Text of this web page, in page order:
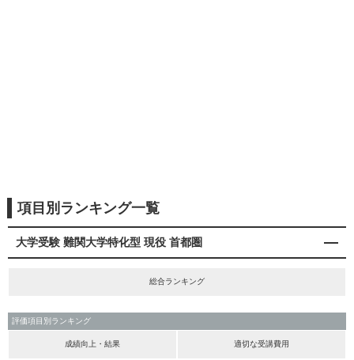
項目別ランキング一覧
大学受験 難関大学特化型 現役 首都圏
総合ランキング
評価項目別ランキング
成績向上・結果 適切な受講費用